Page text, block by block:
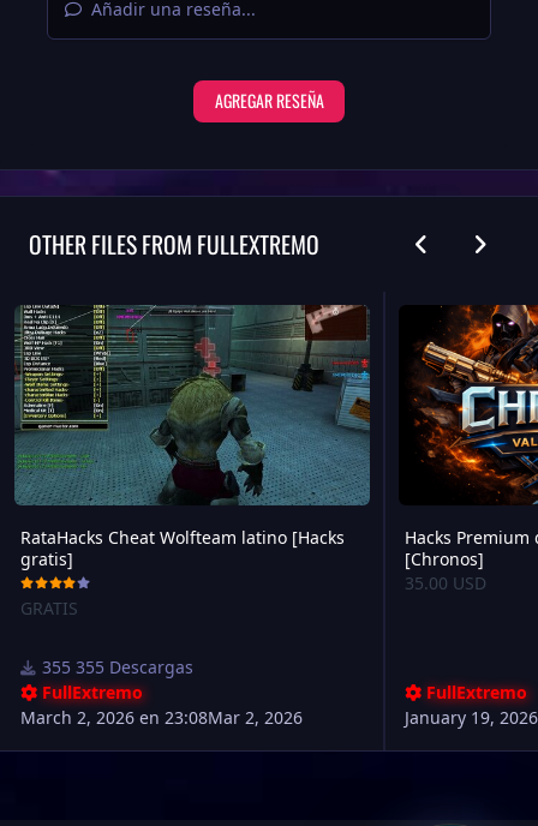
Añadir una reseña...
AGREGAR RESEÑA
OTHER FILES FROM FULLEXTREMO DIAPOSITIVA
RataHacks Cheat Wolfteam latino [Hacks gratis]
RataHacks Cheat Wolfteam latino [Hacks
gratis]
GRATIS
355 Descargas
FullExtremo
March 2, 2026 en 23:08Mar 2, 2026
Hacks Premium
Hacks Premium
[Chronos]
35.00 USD
FullExtremo
January 19,